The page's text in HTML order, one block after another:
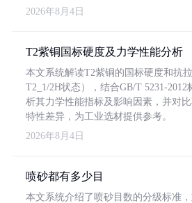
2026年8月4日
T2紫铜国标硬度及力学性能分析
本文系统解读T2紫铜的国标硬度和抗
T2_1/2H状态），结合GB/T 5231-2012
析其力学性能指标及影响因素，并对
特性差异，为工业选材提供参考。
2026年8月4日
喷砂都有多少目
本文系统介绍了喷砂目数的分级标准